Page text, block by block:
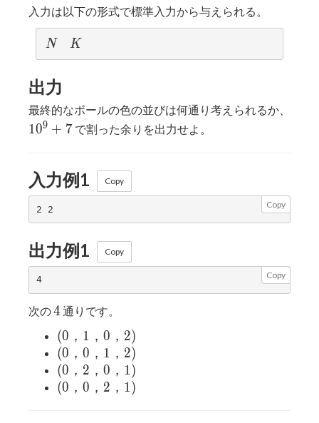
入力は以下の形式で標準入力から与えられる。
N
N K
K
出力
最終的なボールの色の並びは何通り考えられるか、
109 + 7で割った余りを出力せよ。
入力例1 Copy
Copy
出力例1 Copy
Copy
4
次の4
4 通りです。
(0，
1，
0，
2)
(0 ， 1 ， 0 ， 2)
(0，
0，
1，
(0 ， 0 ， 1 ， 2)
(0，
2，
(0 ， 2 ， 0 ， 1)
(0，
(0 ， 0 ， 2 ， 1)